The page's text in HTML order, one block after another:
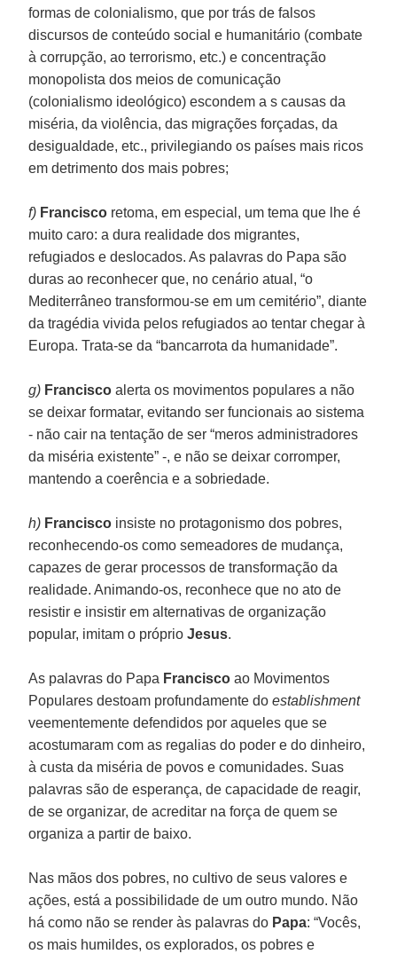
formas de colonialismo, que por trás de falsos
discursos de conteúdo social e humanitário (combate
à corrupção, ao terrorismo, etc.) e concentração
monopolista dos meios de comunicação
(colonialismo ideológico) escondem a s causas da
miséria, da violência, das migrações forçadas, da
desigualdade, etc., privilegiando os países mais ricos
em detrimento dos mais pobres;
f) Francisco retoma, em especial, um tema que lhe é
muito caro: a dura realidade dos migrantes,
refugiados e deslocados. As palavras do Papa são
duras ao reconhecer que, no cenário atual, “o
Mediterrâneo transformou-se em um cemitério”, diante
da tragédia vivida pelos refugiados ao tentar chegar à
Europa. Trata-se da “bancarrota da humanidade”.
g) Francisco alerta os movimentos populares a não
se deixar formatar, evitando ser funcionais ao sistema
- não cair na tentação de ser “meros administradores
da miséria existente” -, e não se deixar corromper,
mantendo a coerência e a sobriedade.
h) Francisco insiste no protagonismo dos pobres,
reconhecendo-os como semeadores de mudança,
capazes de gerar processos de transformação da
realidade. Animando-os, reconhece que no ato de
resistir e insistir em alternativas de organização
popular, imitam o próprioJesus.
As palavras do Papa Francisco ao Movimentos
Populares destoam profundamente doestablishment
veementemente defendidos por aqueles que se
acostumaram com as regalias do poder e do dinheiro,
à custa da miséria de povos e comunidades. Suas
palavras são de esperança, de capacidade de reagir,
de se organizar, de acreditar na força de quem se
organiza a partir de baixo.
Nas mãos dos pobres, no cultivo de seus valores e
ações, está a possibilidade de um outro mundo. Não
há como não se render às palavras do Papa: “Vocês,
os mais humildes, os explorados, os pobres e